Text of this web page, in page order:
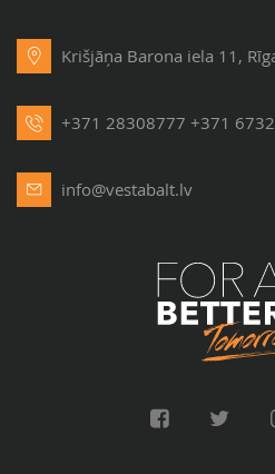
Krišjāņa Barona iela 11,
+371 28308777 +371
info@vestabalt.lv